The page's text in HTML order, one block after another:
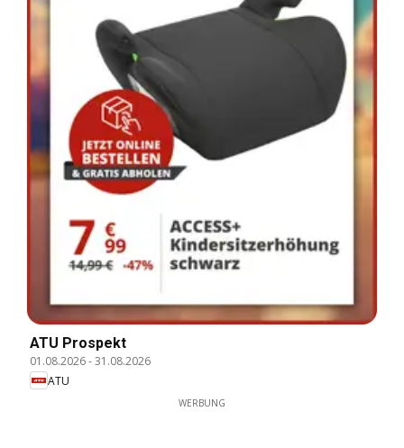
ATU Prospekt
01.08.2026-31.08.2026
ATU
WERBUNG